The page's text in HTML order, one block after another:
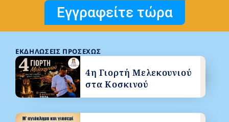
Εγγραφείτε τώρα
ΕΚΔΗΛΏΣΕΙΣ ΠΡΟΣΕΧΏΣ
4η Γιορτή Μελεκουνιού
στα Κοσκινού